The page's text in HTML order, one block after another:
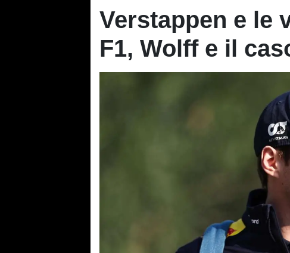
Verstappen e le
F1, Wolff e il